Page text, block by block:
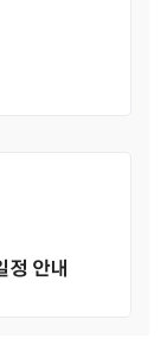
정 안내